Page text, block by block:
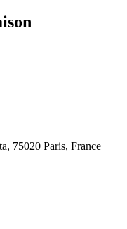
75020 Paris, France